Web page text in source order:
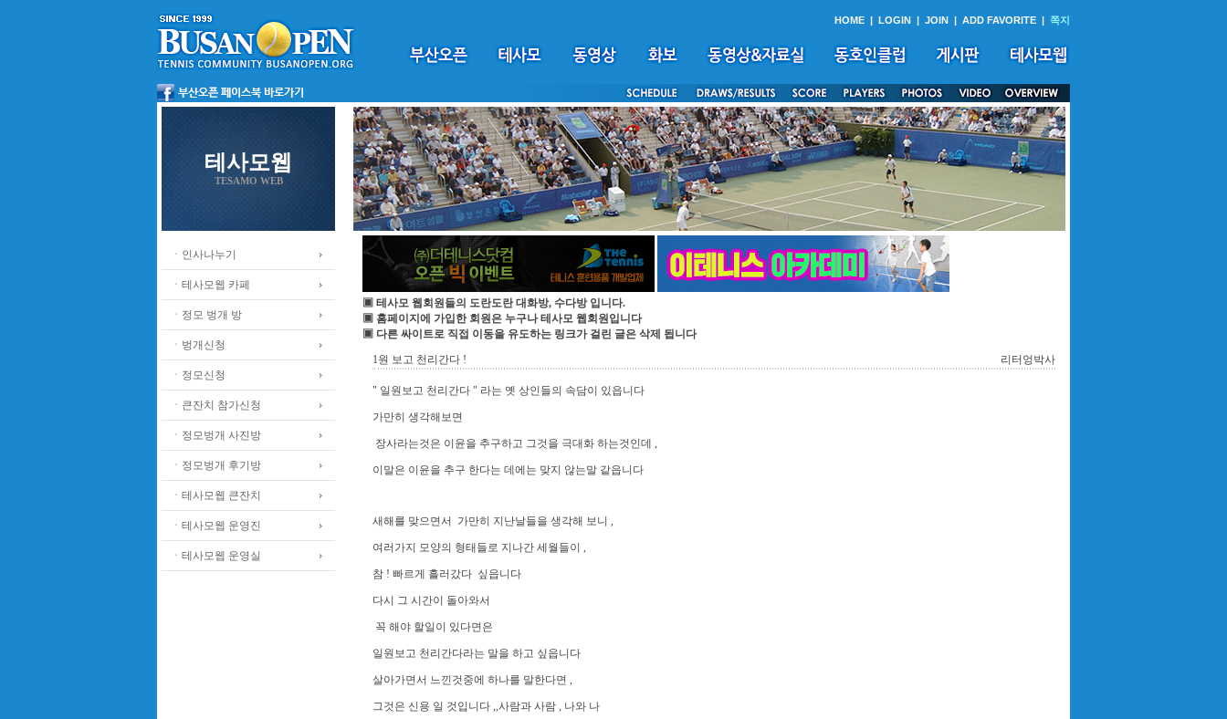
HOME | LOGIN | JOIN | ADD FAVORITE | 쪽지
테사모웹
TESAMO WEB
ㆍ인사나누기
ㆍ테사모웹 카페
ㆍ정모 벙개 방
ㆍ벙개신청
ㆍ정모신청
ㆍ큰잔치 참가신청
ㆍ정모벙개 사진방
ㆍ정모벙개 후기방
ㆍ테사모웹 큰잔치
ㆍ테사모웹 운영진
ㆍ테사모웹 운영실
▣ 테사모 웹회원들의 도란도란 대화방, 수다방 입니다.
▣ 홈페이지에 가입한 회원은 누구나 테사모 웹회원입니다
▣ 다른 싸이트로 직접 이동을 유도하는 링크가 걸린 글은 삭제 됩니다
1원 보고 천리간다 !
리터엉박사
" 일원보고 천리간다 " 라는 옛 상인들의 속담이 있읍니다
가만히 생각해보면
장사라는것은 이윤을 추구하고 그것을 극대화 하는것인데 ,
이말은 이윤을 추구 한다는 데에는 맞지 않는말 같읍니다
새해를 맞으면서 가만히 지난날들을 생각해 보니 ,
여러가지 모양의 형태들로 지나간 세월들이 ,
참 ! 빠르게 흘러갔다 싶읍니다
다시 그 시간이 돌아와서
꼭 해야 할일이 있다면은
일원보고 천리간다라는 말을 하고 싶읍니다
살아가면서 느낀것중에 하나를 말한다면 ,
그것은 신용 일 것입니다 ,,사람과 사람 , 나와 나